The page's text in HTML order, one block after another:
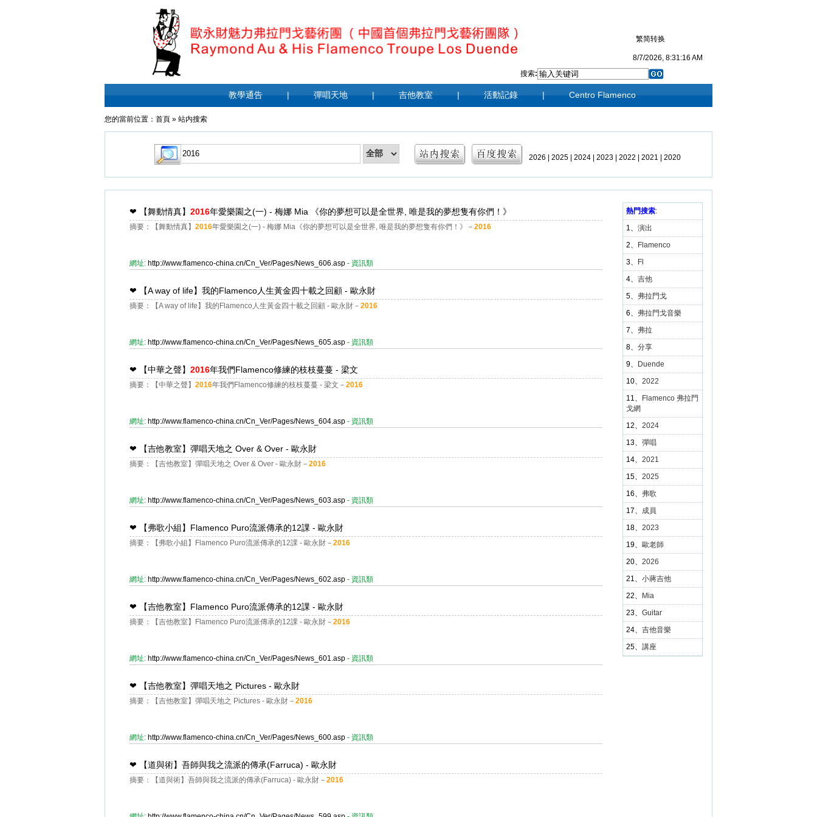
繁简转换
8/7/2026, 8:31:16 AM
搜索:
教學通告 | 彈唱天地 | 吉他教室 | 活動記錄 | Centro Flamenco
您的當前位置： 首頁 » 站内搜索
2026 2025 2024 2023 2022 2021 2020
2009|2008
❤ 【舞動情真】 2016年愛樂園之(一) - 梅娜 Mia 《你的夢想可以是全世界, 唯是我的夢想隻有你們！》
摘要：【舞動情真】 2016年愛樂園之(一) - 梅娜 Mia《你的夢想可以是全世界, 唯是我的夢想隻有你們！》－ 2016
網址: http://www.flamenco-china.cn/Cn_Ver/Pages/News_606.asp - 資訊類
❤ 【A way of life】我的Flamenco人生黃金四十載之回顧 - 歐永財
摘要：【A way of life】我的Flamenco人生黃金四十載之回顧 - 歐永財－ 2016
網址: http://www.flamenco-china.cn/Cn_Ver/Pages/News_605.asp - 資訊類
❤ 【中華之聲】 2016年我們Flamenco修練的枝枝蔓蔓 - 梁文
摘要：【中華之聲】 2016年我們Flamenco修練的枝枝蔓蔓 - 梁文－ 2016
網址: http://www.flamenco-china.cn/Cn_Ver/Pages/News_604.asp - 資訊類
❤ 【吉他教室】彈唱天地之 Over & Over - 歐永財
摘要：【吉他教室】彈唱天地之 Over & Over - 歐永財－ 2016
網址: http://www.flamenco-china.cn/Cn_Ver/Pages/News_603.asp - 資訊類
❤ 【弗歌小組】Flamenco Puro流派傳承的12課 - 歐永財
摘要：【弗歌小組】Flamenco Puro流派傳承的12課 - 歐永財－ 2016
網址: http://www.flamenco-china.cn/Cn_Ver/Pages/News_602.asp - 資訊類
❤ 【吉他教室】Flamenco Puro流派傳承的12課 - 歐永財
摘要：【吉他教室】Flamenco Puro流派傳承的12課 - 歐永財－ 2016
網址: http://www.flamenco-china.cn/Cn_Ver/Pages/News_601.asp - 資訊類
❤ 【吉他教室】彈唱天地之 Pictures - 歐永財
摘要：【吉他教室】彈唱天地之 Pictures - 歐永財－ 2016
網址: http://www.flamenco-china.cn/Cn_Ver/Pages/News_600.asp - 資訊類
❤ 【道與術】吾師與我之流派的傳承(Farruca) - 歐永財
摘要：【道與術】吾師與我之流派的傳承(Farruca) - 歐永財－ 2016
熱門搜索:
1、 演出
2、
Flamenco
3、
Fl
4、 吉他
5、 弗拉門戈
6、 弗拉門戈音樂
7、 弗拉
8、 分享
9、
Duende
10、 2022
11、
Flamenco 弗拉門
戈網
12、 2024
13、 彈唱
14、 2021
15、 2025
16、 弗歌
17、 成員
18、 2023
19、 歐老師
20、 2026
21、 小蔣吉他
22、
Mia
23、 Guitar
24、 吉他音樂
25、 講座